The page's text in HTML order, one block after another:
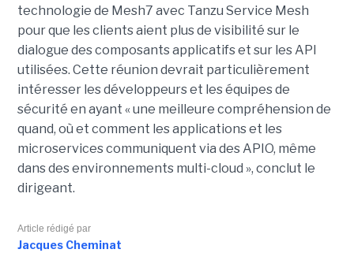
technologie de Mesh7 avec Tanzu Service Mesh
pour que les clients aient plus de visibilité sur le
dialogue des composants applicatifs et sur les API
utilisées. Cette réunion devrait particulièrement
intéresser les développeurs et les équipes de
sécurité en ayant « une meilleure compréhension de
quand, où et comment les applications et les
microservices communiquent via des APIO, même
dans des environnements multi-cloud », conclut le
dirigeant.
Article rédigé par
Jacques Cheminat